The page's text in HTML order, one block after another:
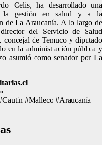
Celis, ha desarrollado una
la gestión en salud y a la
de La Araucanía. A lo largo de
del Servicio de Salud
concejal de Temuco y diputado
en la administración pública y
asumió como senador por La
#Malleco #Araucanía